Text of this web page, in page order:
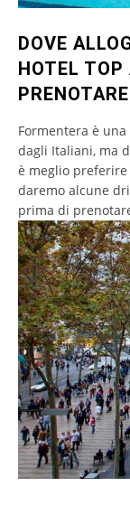
DOVE
HOTEL
PRENOTARE
Formentera è
dagli Italiani, ma
è meglio
daremo alcune
prima di